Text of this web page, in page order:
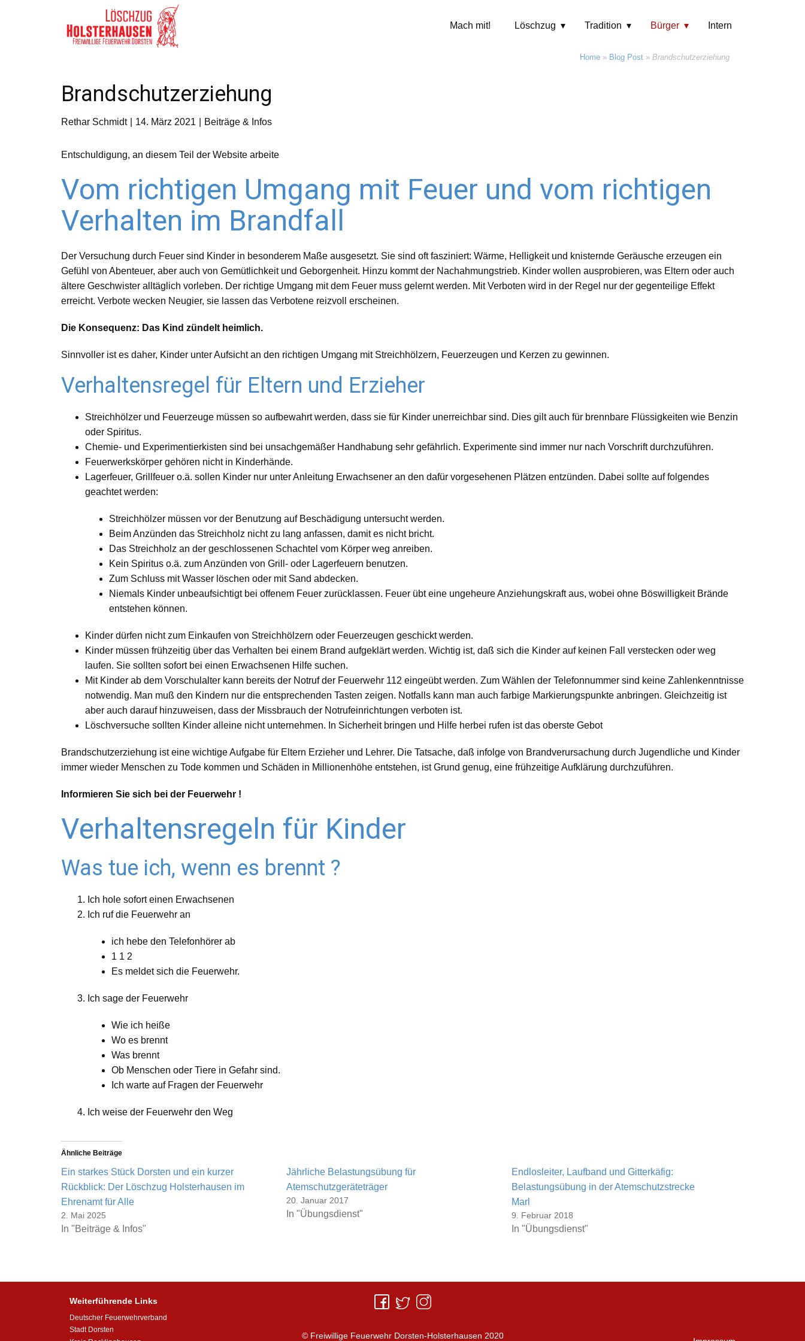
Mach mit! Löschzug Tradition Bürger Intern
Home » Blog Post » Brandschutzerziehung
Brandschutzerziehung
Rethar Schmidt 14. März 2021 Beiträge & Infos
Entschuldigung, an diesem Teil der Website arbeite
Vom richtigen Umgang mit Feuer und vom richtigen
Verhalten im Brandfall
Der Versuchung durch Feuer sind Kinder in besonderem Maße ausgesetzt. Sie sind oft fasziniert: Wärme, Helligkeit und knisternde Geräusche erzeugen ein
Gefühl von Abenteuer, aber auch von Gemütlichkeit und Geborgenheit. Hinzu kommt der Nachahmungstrieb. Kinder wollen ausprobieren, was Eltern oder auch
ältere Geschwister alltäglich vorleben. Der richtige Umgang mit dem Feuer muss gelernt werden. Mit Verboten wird in der Regel nur der gegenteilige Effekt
erreicht. Verbote wecken Neugier, sie lassen das Verbotene reizvoll erscheinen.
Die Konsequenz: Das Kind zündelt heimlich.
Sinnvoller ist es daher, Kinder unter Aufsicht an den richtigen Umgang mit Streichhölzern, Feuerzeugen und Kerzen zu gewinnen.
Verhaltensregel für Eltern und Erzieher
Streichhölzer und Feuerzeuge müssen so aufbewahrt werden, dass sie für Kinder unerreichbar sind. Dies gilt auch für brennbare Flüssigkeiten wie Benzin
oder Spiritus.
Chemie- und Experimentierkisten sind bei unsachgemäßer Handhabung sehr gefährlich. Experimente sind immer nur nach Vorschrift durchzuführen.
Feuerwerkskörper gehören nicht in Kinderhände.
Lagerfeuer, Grillfeuer o.ä. sollen Kinder nur unter Anleitung Erwachsener an den dafür vorgesehenen Plätzen entzünden. Dabei sollte auf folgendes
geachtet werden:
Streichhölzer müssen vor der Benutzung auf Beschädigung untersucht werden.
Beim Anzünden das Streichholz nicht zu lang anfassen, damit es nicht bricht.
Das Streichholz an der geschlossenen Schachtel vom Körper weg anreiben.
Kein Spiritus o.ä. zum Anzünden von Grill- oder Lagerfeuern benutzen.
Zum Schluss mit Wasser löschen oder mit Sand abdecken.
Niemals Kinder unbeaufsichtigt bei offenem Feuer zurücklassen. Feuer übt eine ungeheure Anziehungskraft aus, wobei ohne Böswilligkeit Brände
entstehen können.
Kinder dürfen nicht zum Einkaufen von Streichhölzern oder Feuerzeugen geschickt werden.
Kinder müssen frühzeitig über das Verhalten bei einem Brand aufgeklärt werden. Wichtig ist, daß sich die Kinder auf keinen Fall verstecken oder weg
laufen. Sie sollten sofort bei einen Erwachsenen Hilfe suchen.
Mit Kinder ab dem Vorschulalter kann bereits der Notruf der Feuerwehr 112 eingeübt werden. Zum Wählen der Telefonnummer sind keine Zahlenkenntnisse
notwendig. Man muß den Kindern nur die entsprechenden Tasten zeigen. Notfalls kann man auch farbige Markierungspunkte anbringen. Gleichzeitig ist
aber auch darauf hinzuweisen, dass der Missbrauch der Notrufeinrichtungen verboten ist.
Löschversuche sollten Kinder alleine nicht unternehmen. In Sicherheit bringen und Hilfe herbei rufen ist das oberste Gebot
Brandschutzerziehung ist eine wichtige Aufgabe für Eltern Erzieher und Lehrer. Die Tatsache, daß infolge von Brandverursachung durch Jugendliche und Kinder
immer wieder Menschen zu Tode kommen und Schäden in Millionenhöhe entstehen, ist Grund genug, eine frühzeitige Aufklärung durchzuführen.
Informieren Sie sich bei der Feuerwehr !
Verhaltensregeln für Kinder
Was tue ich, wenn es brennt ?
Ich hole sofort einen Erwachsenen
Ich ruf die Feuerwehr an
ich hebe den Telefonhörer ab
1 1 2
Es meldet sich die Feuerwehr.
Ich sage der Feuerwehr
Wie ich heiße
Wo es brennt
Was brennt
Ob Menschen oder Tiere in Gefahr sind.
Ich warte auf Fragen der Feuerwehr
Ich weise der Feuerwehr den Weg
Ähnliche Beiträge
Ein starkes Stück Dorsten und ein kurzer
Rückblick: Der Löschzug Holsterhausen im
Ehrenamt für Alle
2. Mai 2025
In "Beiträge & Infos"
Jährliche Belastungsübung für
Atemschutzgeräteträger
20. Januar 2017
In "Übungsdienst"
Endlosleiter, Laufband und Gitterkäfig:
Belastungsübung in der Atemschutzstrecke
Marl
9. Februar 2018
In "Übungsdienst"
Weiterführende Links
Deutscher Feuerwehrverband
© Freiwillige Feuerwehr Dorsten-Holsterhausen 2020
Stadt Dorsten